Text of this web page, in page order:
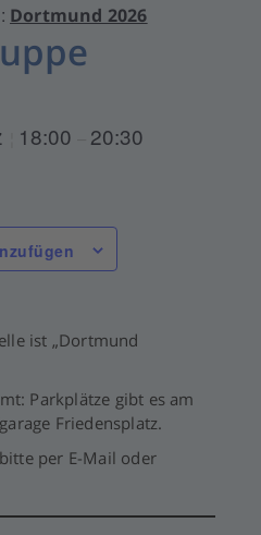
Dortmund 2026
18:00 20:30
ist „Dortmund
Parkplätze gibt es am
Friedensplatz.
per E-Mail oder